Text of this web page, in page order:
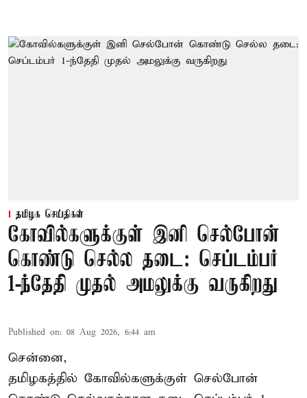
தமிழக செய்திகள்
கோவில்களுக்குள் இனி செல்போன்
கொண்டு செல்ல தடை: செப்டம்பர்
1-ந்தேதி முதல் அமலுக்கு வருகிறது
Published on: 08 Aug 2026, 6:44 am
சென்னை,
தமிழகத்தில் கோவில்களுக்குள் செல்போன்